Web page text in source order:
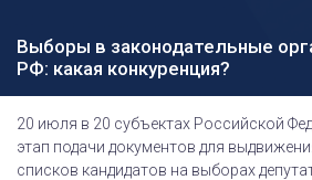
Выборы в законодательные
РФ: какая конкуренция?
20 июля в 20 субъектах Российской
этап подачи документов для
списков кандидатов на выборах